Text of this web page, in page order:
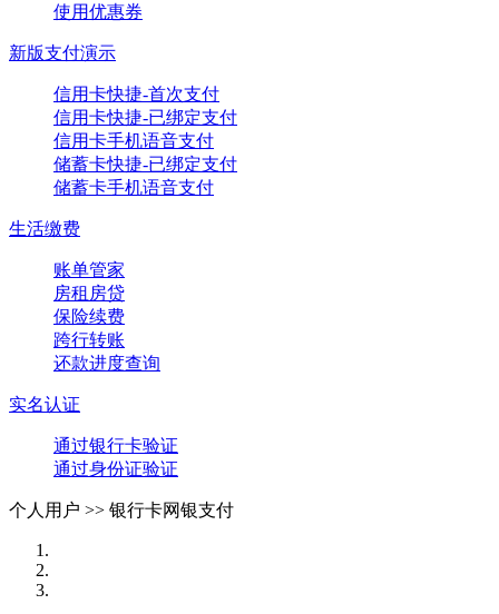
使用优惠券
新版支付演示
信用卡快捷-首次支付
信用卡快捷-已绑定支付
信用卡手机语音支付
储蓄卡快捷-已绑定支付
储蓄卡手机语音支付
生活缴费
账单管家
房租房贷
保险续费
跨行转账
还款进度查询
实名认证
通过银行卡验证
通过身份证验证
个人用户 >> 银行卡网银支付